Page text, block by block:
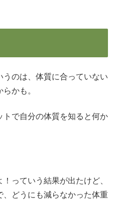
のは、体質に合っていない
かも。
で自分の体質を知ると何か
っていう結果が出たけど、
どうにも減らなかった体重